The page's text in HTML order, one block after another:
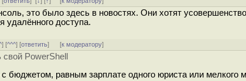
это было здесь в новостях. Они хотят
удалённого доступа.
] [^^^] [ответить] [к модератору]
PowerShell
с бюджетом, равным зарплате одного юриста или